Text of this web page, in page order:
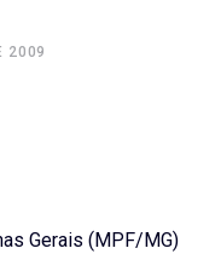
2009
Gerais (MPF/MG)